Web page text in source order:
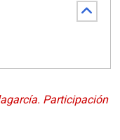
Participación